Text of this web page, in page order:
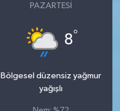
PAZARTESI
8°
Bölgesel düzensiz yağmur
yağışlı